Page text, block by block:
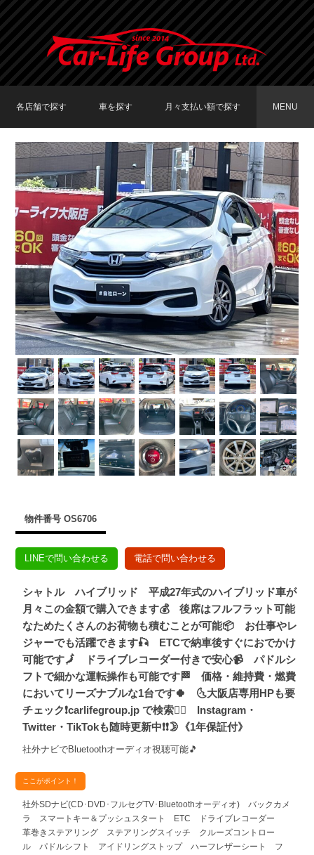
各店舗で探す
TOKYO店在庫車両
大阪店在庫車両
福岡店在庫車両
車を探す
車種で探す
メーカーで探す
月々支払い額で探す
〜19,999円
20,000円〜29,999円
30,000円〜39,999円
40,000円〜49,999円
50,000円〜
MENU
物件番号 OS6706
LINEで問い合わせる 電話で問い合わせる
シャトル ハイブリッド 平成27年式のハイブリッド車が
月々この金額で購入できます💰 後席はフルフラット可能
なためたくさんのお荷物も積むことが可能📦 お仕事やレ
ジャーでも活躍できます🎣 ETCで納車後すぐにおでかけ
可能です🗾 ドライブレコーダー付きで安心📹 パドルシ
フトで細かな運転操作も可能です🏁 価格・維持費・燃費
においてリーズナブルな1台です🍀 🌜大阪店専用HPも要
チェック❗carlifegroup.jp で検索🕵️‍♂️ Instagram・
Twitter・TikTokも随時更新中❗❗🌛《1年保証付》
社外ナビでBluetoothオーディオ視聴可能🎵
ここがポイント！
社外SDナビ(CD･DVD･フルセグTV･Bluetoothオーディオ) バックカメ
ラ スマートキー＆プッシュスタート ETC ドライブレコーダー
革巻きステアリング ステアリングスイッチ クルーズコントロー
ル パドルシフト アイドリングストップ ハーフレザーシート フ